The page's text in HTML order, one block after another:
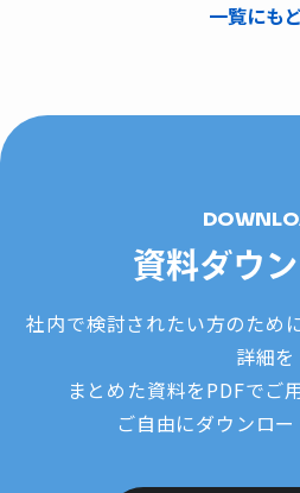
一覧にも
資料ダウ
社内で検討されたい方のため
詳細を
まとめた資料をPDFでご
ご自由にダウンロー